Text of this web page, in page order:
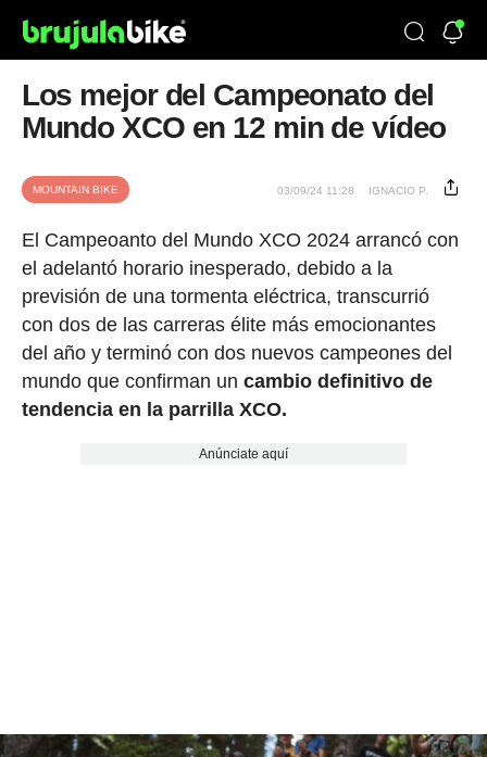
Los mejor del Campeonato del
Mundo XCO en 12 min de vídeo
MOUNTAIN BIKE 03/09/24 11:28 IGNACIO P.
El Campeoanto del Mundo XCO 2024 arrancó con
el adelantó horario inesperado, debido a la
previsión de una tormenta eléctrica, transcurrió
con dos de las carreras élite más emocionantes
del año y terminó con dos nuevos campeones del
mundo que confirman un cambio definitivo de
tendencia en la parrilla XCO.
Anúnciate aquí